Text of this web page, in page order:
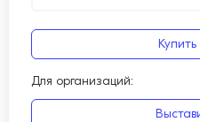
Купить
Для организаций: